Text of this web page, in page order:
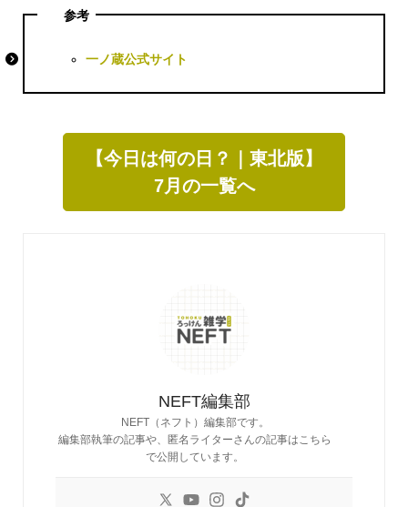
参考
一ノ蔵公式サイト
【今日は何の日？｜東北版】
7月の一覧へ
NEFT編集部
NEFT（ネフト）編集部です。
編集部執筆の記事や、匿名ライターさんの記事はこちら
で公開しています。